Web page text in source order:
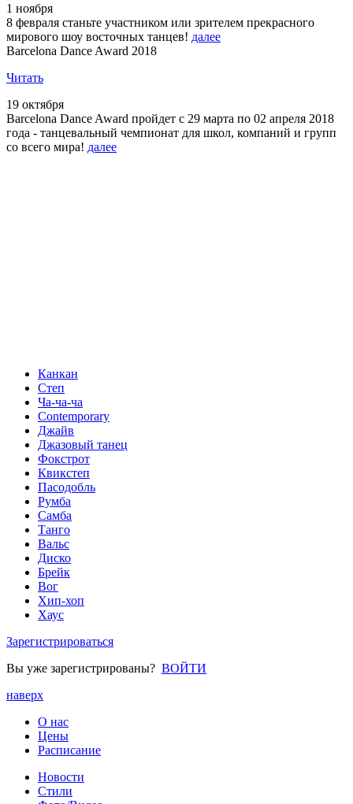
1 ноября
8 февраля станьте участником или зрителем прекрасного
мирового шоу восточных танцев! далее
Barcelona Dance Award 2018
Читать
19 октября
Barcelona Dance Award пройдет с 29 марта по 02 апреля 2018
года - танцевальный чемпионат для школ, компаний и групп
со всего мира! далее
Канкан
Степ
Ча-ча-ча
Contemporary
Джайв
Джазовый танец
Фокстрот
Квикстеп
Пасодобль
Румба
Самба
Танго
Вальс
Диско
Брейк
Вог
Хип-хоп
Хаус
Зарегистрироваться
Вы уже зарегистрированы? ВОЙТИ
наверх
О нас
Цены
Расписание
Новости
Стили